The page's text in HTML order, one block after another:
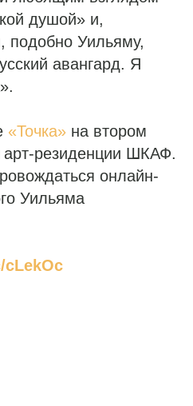
душой» и,
подобно Уильяму,
авангард. Я
«Точка» на втором
арт-резиденции ШКАФ.
онлайн-
Уильяма
cLekOc